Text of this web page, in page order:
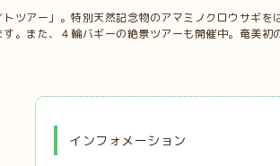
ツアー」。特別天然記念物のアマミノクロウサギ
。また、４輪バギーの絶景ツアーも開催中。奄美
インフォメーション